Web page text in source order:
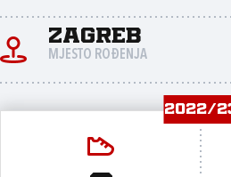
Zagreb
MJESTO ROĐENJA
2022/